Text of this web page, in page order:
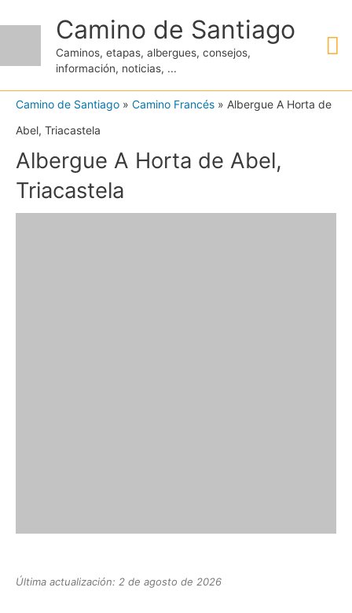
contenido
Camino de Santiago
Caminos, etapas, albergues, consejos,
información, noticias, ...
Camino de Santiago » Camino Francés » Albergue A Horta de
Abel, Triacastela
Albergue A Horta de Abel,
Triacastela
Última actualización: 2 de agosto de 2026